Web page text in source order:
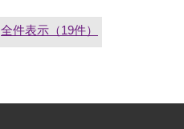
全件表示（19件）